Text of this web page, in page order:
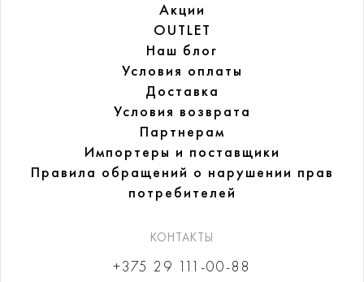
Акции
OUTLET
Наш блог
Условия оплаты
Доставка
Условия возврата
Партнерам
Импортеры и поставщики
Правила обращений о нарушении прав
потребителей
КОНТАКТЫ
+375 29 111-00-88